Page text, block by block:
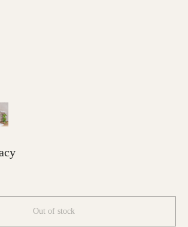
Out of stock